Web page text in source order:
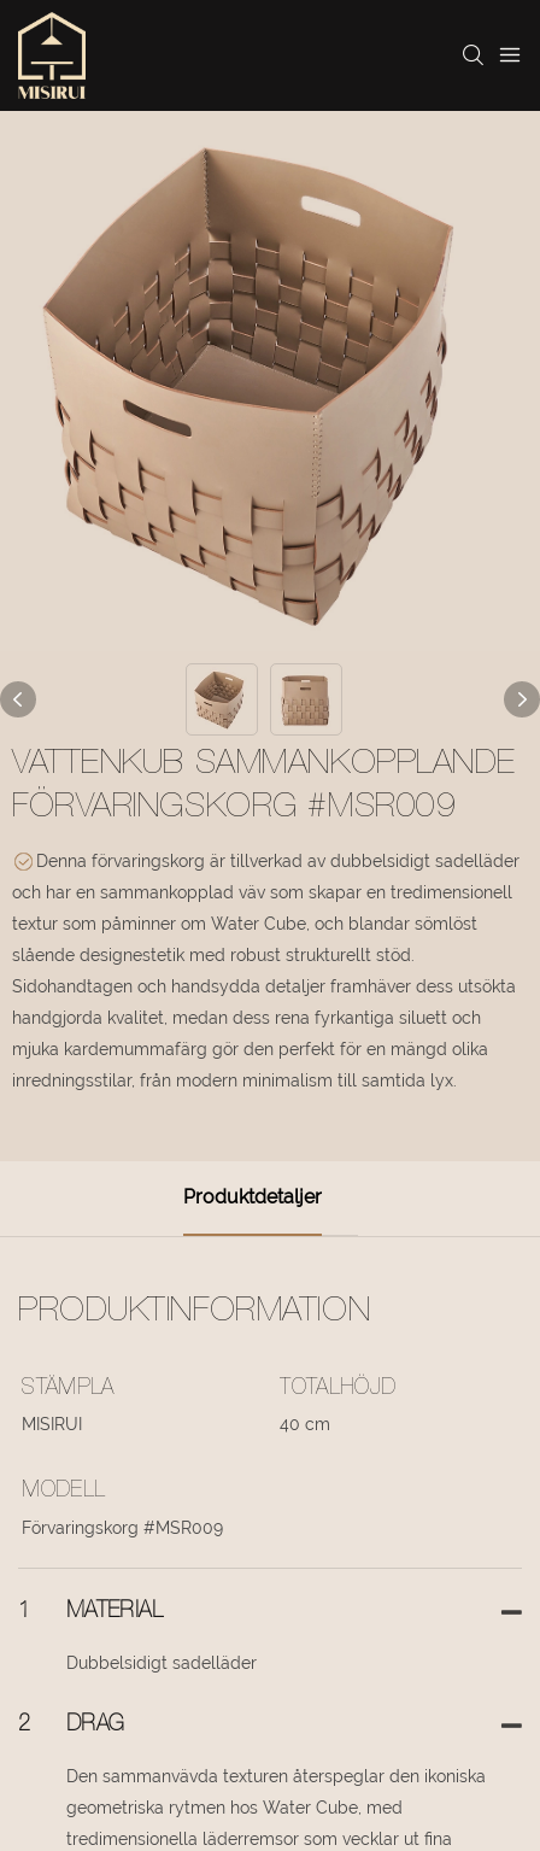
VATTENKUB SAMMANKOPPLANDE
FÖRVARINGSKORG #MSR009
Denna förvaringskorg är tillverkad av dubbelsidigt sadelläder
och har en sammankopplad väv som skapar en tredimensionell
textur som påminner om Water Cube, och blandar sömlöst
slående designestetik med robust strukturellt stöd.
Sidohandtagen och handsydda detaljer framhäver dess utsökta
handgjorda kvalitet, medan dess rena fyrkantiga siluett och
mjuka kardemummafärg gör den perfekt för en mängd olika
inredningsstilar, från modern minimalism till samtida lyx.
Produktdetaljer
PRODUKTINFORMATION
STÄMPLA
MISIRUI
TOTALHÖJD
40 cm
MODELL
Förvaringskorg #MSR009
1 MATERIAL
Dubbelsidigt sadelläder
2 DRAG
Den sammanvävda texturen återspeglar den ikoniska
geometriska rytmen hos Water Cube, med
tredimensionella läderremsor som vecklar ut fina